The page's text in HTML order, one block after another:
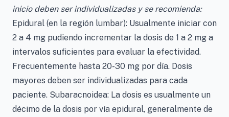
inicio deben ser individualizadas y se recomienda:
Epidural (en la región lumbar): Usualmente iniciar con
2 a 4 mg pudiendo incrementar la dosis de 1 a 2 mg a
intervalos suficientes para evaluar la efectividad.
Frecuentemente hasta 20-30 mg por día. Dosis
mayores deben ser individualizadas para cada
paciente. Subaracnoidea: La dosis es usualmente un
décimo de la dosis por vía epidural, generalmente de